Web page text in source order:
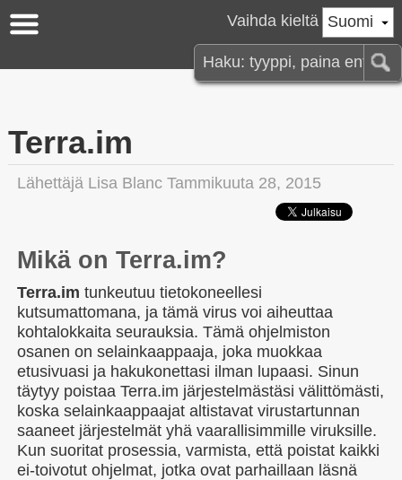
Suomi
Vaihda kieltä
Terra.im
Lähettäjä Lisa Blanc Tammikuuta 28, 2015
Mikä on Terra.im?
Terra.im tunkeutuu tietokoneellesi
kutsumattomana, ja tämä virus voi aiheuttaa
kohtalokkaita seurauksia. Tämä ohjelmiston
osanen on selainkaappaaja, joka muokkaa
etusivuasi ja hakukonettasi ilman lupaasi. Sinun
täytyy poistaa Terra.im järjestelmästäsi välittömästi,
koska selainkaappaajat altistavat virustartunnan
saaneet järjestelmät yhä vaarallisimmille viruksille.
Kun suoritat prosessia, varmista, että poistat kaikki
ei-toivotut ohjelmat, jotka ovat parhaillaan läsnä